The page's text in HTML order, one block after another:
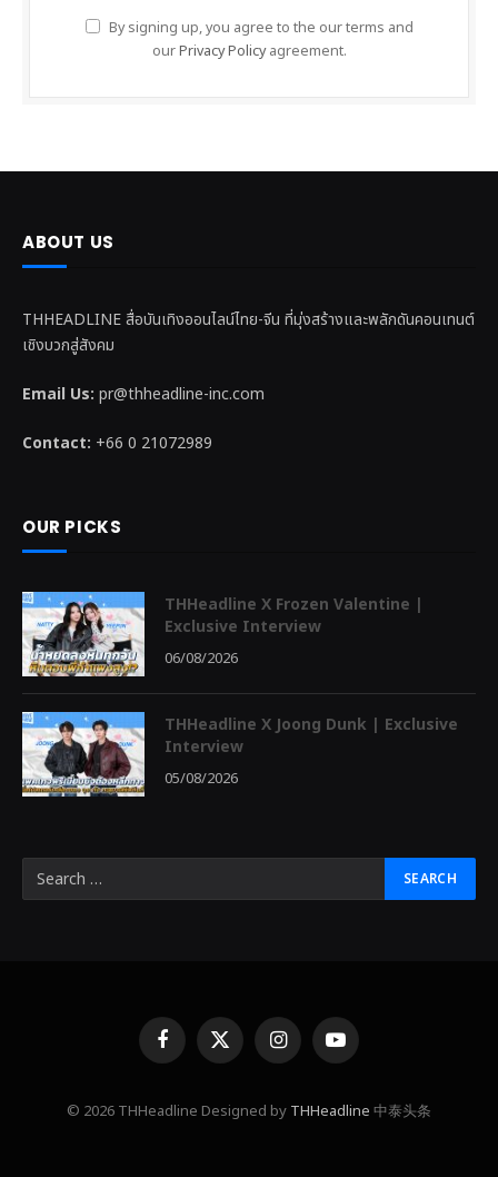
By signing up, you agree to the our terms and
ourPrivacy Policyagreement.
ABOUT US
THHEADLINE สื่อบันเทิงออนไลน์ไทย-จีน ที่มุ่งสร้างและพลักดันคอนเทนต์
เชิงบวกสู่สังคม
Email Us: pr@thheadline-inc.com
Contact: +66 0 21072989
OUR PICKS
THHeadline X Frozen Valentine |
Exclusive Interview
06/08/2026
THHeadline X Joong Dunk | Exclusive
Interview
05/08/2026
FacebookX
(Twitter)
InstagramYouTube
© 2026 THHeadline Designed by THHeadline 中泰头条